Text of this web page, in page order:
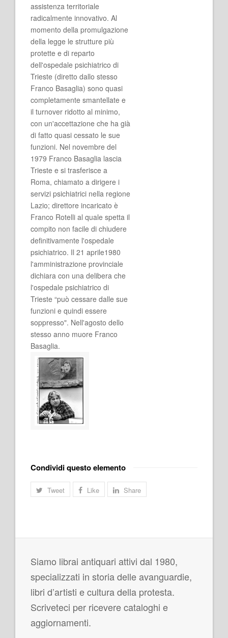
assistenza territoriale
radicalmente innovativo. Al
momento della promulgazione
della legge le strutture più
protette e di reparto
dell'ospedale psichiatrico di
Trieste (diretto dallo stesso
Franco Basaglia) sono quasi
completamente smantellate e
il turnover ridotto al minimo,
con un'accettazione che ha già
di fatto quasi cessato le sue
funzioni. Nel novembre del
1979 Franco Basaglia lascia
Trieste e si trasferisce a
Roma, chiamato a dirigere i
servizi psichiatrici nella regione
Lazio; direttore incaricato è
Franco Rotelli al quale spetta il
compito non facile di chiudere
definitivamente l'ospedale
psichiatrico. Il 21 aprile1980
l'amministrazione provinciale
dichiara con una delibera che
l'ospedale psichiatrico di
Trieste “può cessare dalle sue
funzioni e quindi essere
soppresso". Nell'agosto dello
stesso anno muore Franco
Basaglia.
Condividi questo elemento
Tweet Like Share
Siamo librai antiquari attivi dal 1980,
specializzati in storia delle avanguardie,
libri d’artisti e cultura della protesta.
Scriveteci per ricevere cataloghi e
aggiornamenti.